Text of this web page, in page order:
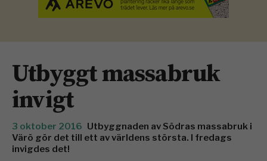
Utbyggt massabruk
invigt
3 oktober 2016 Utbyggnaden av Södras massabruk i
Värö gör det till ett av världens största. I fredags
invigdes det!